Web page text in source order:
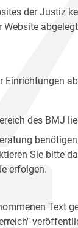
der Justiz
Einrichtungen
des BMJ
Sie bitte
erfolgen.
Text